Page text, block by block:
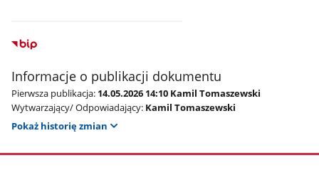
Informacje o publikacji dokumentu
Pierwsza publikacja: 14.05.2026 14:10 Kamil Tomaszewski
Wytwarzający/ Odpowiadający: Kamil Tomaszewski
Pokaż historię zmian